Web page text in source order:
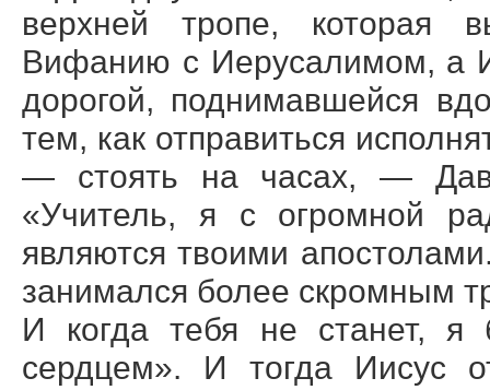
верхней тропе, которая
Вифанию с Иерусалимом, а
дорогой, поднимавшейся
тем, как отправиться
— стоять на часах, —
«Учитель, я с огромной
являются твоими
занимался более скромным
И когда тебя не станет, я
сердцем». И тогда Иисус